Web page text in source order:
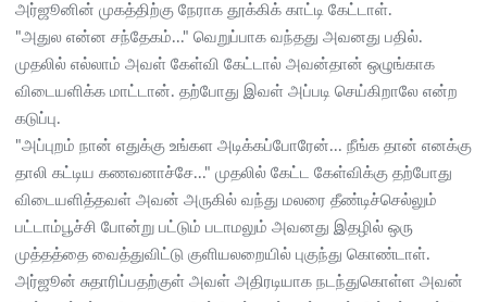
அர்ஜூனின் முகத்திற்கு நேராக தூக்கிக் காட்டி கேட்டாள்.
"அதுல என்ன சந்தேகம்..." வெறுப்பாக வந்தது அவனது பதில்.
முதலில் எல்லாம் அவள் கேள்வி கேட்டால் அவன்தான் ஒழுங்காக
விடையளிக்க மாட்டான். தற்போது இவள் அப்படி செய்கிறாலே என்ற
கடுப்பு.
"அப்புறம் நான் எதுக்கு உங்கள அடிக்கப்போரேன்... நீங்க தான் எனக்கு
தாலி கட்டிய கணவனாச்சே..." முதலில் கேட்ட கேள்விக்கு தற்போது
விடையளித்தவள் அவன் அருகில் வந்து மலரை தீண்டிச்செல்லும்
பட்டாம்பூச்சி போன்று பட்டும் படாமலும் அவனது இதழில் ஒரு
முத்தத்தை வைத்துவிட்டு குளியலறையில் புகுந்து கொண்டாள்.
அர்ஜூன் சுதாரிப்பதற்குள் அவள் அதிரடியாக நடந்துகொள்ள அவன்